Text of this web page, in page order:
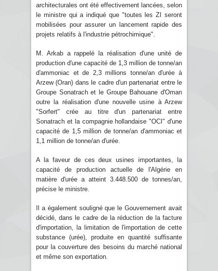
architecturales ont été effectivement lancées, selon
le ministre qui a indiqué que "toutes les ZI seront
mobilisées pour assurer un lancement rapide des
projets relatifs à l'industrie pétrochimique".
M. Arkab a rappelé la réalisation d'une unité de
production d'une capacité de 1,3 million de tonne/an
d'ammoniac et de 2,3 millions tonne/an d'urée à
Arzew (Oran) dans le cadre d'un partenariat entre le
Groupe Sonatrach et le Groupe Bahouane d'Oman
outre la réalisation d'une nouvelle usine à Arzew
"Sorfert" crée au titre d'un partenariat entre
Sonatrach et la compagnie hollandaise "OCI" d'une
capacité de 1,5 million de tonne/an d'ammoniac et
1,1 million de tonne/an d'urée.
A la faveur de ces deux usines importantes, la
capacité de production actuelle de l'Algérie en
matière d'urée a atteint 3.448.500 de tonnes/an,
précise le ministre.
Il a également souligné que le Gouvernement avait
décidé, dans le cadre de la réduction de la facture
d'importation, la limitation de l'importation de cette
substance (urée), produite en quantité suffisante
pour la couverture des besoins du marché national
et même son exportation.